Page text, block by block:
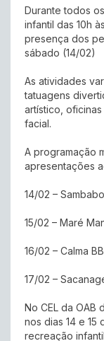
Durante todos
infantil das 10h
presença dos
sábado (14/02)
As atividades
tatuagens
artístico,
facial.
A programação
apresentações
14/02 –
15/02 – Maré
16/02 – Calma BB
17/02 –
No CEL da OAB
nos dias 14 e 15
recreação